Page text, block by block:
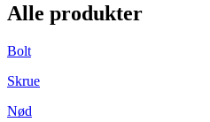
Alle produkter
Bolt
Skrue
Nød